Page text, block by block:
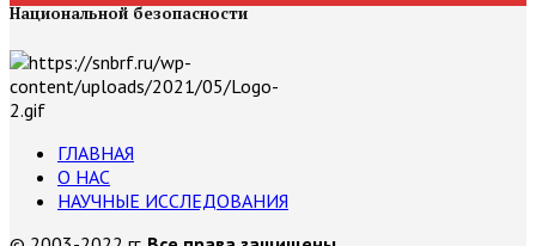
Национальной безопасности
ГЛАВНАЯ
О НАС
НАУЧНЫЕ ИССЛЕДОВАНИЯ